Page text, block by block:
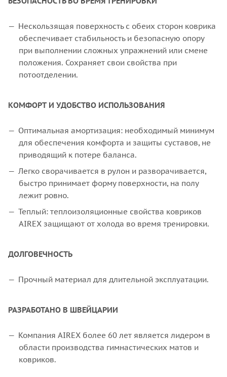
Нескользящая поверхность с обеих сторон коврика
обеспечивает стабильность и безопасную опору
при выполнении сложных упражнений или смене
положения. Сохраняет свои свойства при
потоотделении.
КОМФОРТ И УДОБСТВО ИСПОЛЬЗОВАНИЯ
Оптимальная амортизация: необходимый минимум
для обеспечения комфорта и защиты суставов, не
приводящий к потере баланса.
Легко сворачивается в рулон и разворачивается,
быстро принимает форму поверхности, на полу
лежит ровно.
Теплый: теплоизоляционные свойства ковриков
AIREX защищают от холода во время тренировки.
ДОЛГОВЕЧНОСТЬ
Прочный материал для длительной эксплуатации.
РАЗРАБОТАНО В ШВЕЙЦАРИИ
Компания AIREX более 60 лет является лидером в
области производства гимнастических матов и
ковриков.